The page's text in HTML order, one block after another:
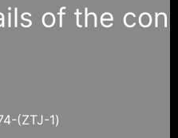
of the con
(ZTJ-1)